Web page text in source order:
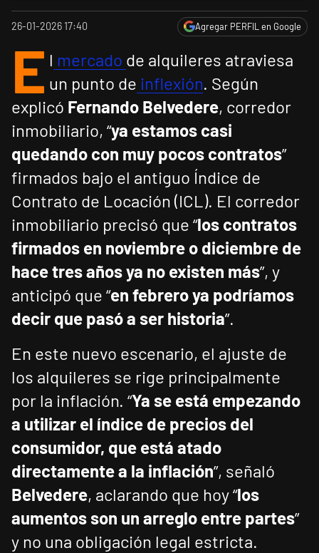
26-01-2026 17:40 Agregar PERFIL en Google
E l mercado de alquileres atraviesa
un punto de inflexión. Según
explicó Fernando Belvedere, corredor
inmobiliario, “ya estamos casi
quedando con muy pocos contratos”
firmados bajo el antiguo Índice de
Contrato de Locación (ICL). El corredor
inmobiliario precisó que “los contratos
firmados en noviembre o diciembre de
hace tres años ya no existen más”, y
anticipó que “en febrero ya podríamos
decir que pasó a ser historia”.
En este nuevo escenario, el ajuste de
los alquileres se rige principalmente
por la inflación. “Ya se está empezando
a utilizar el índice de precios del
consumidor, que está atado
directamente a la inflación”, señaló
Belvedere, aclarando que hoy “los
aumentos son un arreglo entre partes”
y no una obligación legal estricta.